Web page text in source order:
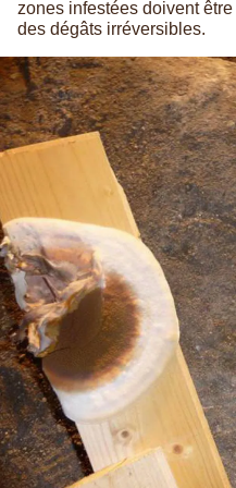
zones infestées doivent
des dégâts irréversibles.